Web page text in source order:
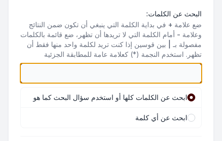
البحث عن الكلمات:
ضع علامة + في بداية الكلمة التي ينبغي أن تكون ضمن النتائج
وعلامة - أمام الكلمة التي لا تريدها أن تظهر، ضع قائمة بالكلمات
مفصولة بـ
بين قوسين إذا كنت تريد لكلمة واحد منها فقط أن
تظهر. استخدم النجمة (*) كعلامة عامة للمطابقة الجزئية
ابحث عن الكلمات كلها أو استخدم سؤال البحث كما هو
ابحث عن أي كلمة